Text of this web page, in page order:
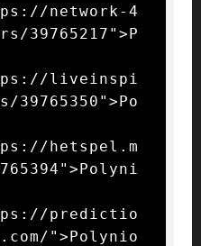
network-4
39765217">P
liveinspi
39765350">Po
hetspel.m
predictio
">Polynio